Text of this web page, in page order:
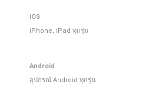
iOS
iPhone, iPad ทุกรุ่น
Android
อุปกรณ์ Android ทุกรุ่น